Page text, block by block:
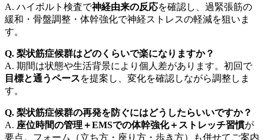
A. ハイボルト検査で神経由来の反応を確認し、過緊張筋の
緩和・骨盤調整・体幹強化で神経ストレスの軽減を狙いま
す。
Q. 梨状筋症候群はどのくらいで楽になりますか？
A. 期間は状態や生活背景により個人差があります。初回で
目標と通うペースを提案し、変化を確認しながら調整しま
す。
Q. 梨状筋症候群の再発を防ぐにはどうしたらいいですか？
A. 座位時間の管理＋EMSでの体幹強化＋ストレッチ習慣が
要点。フォーム（立ち方・座り方・歩き方）も併せてご案内